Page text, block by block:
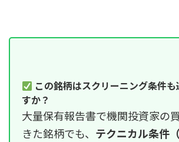
この銘柄はスクリーニング条件
すか？
大量保有報告書で機関投資家の
きた銘柄でも、 テクニカル条件